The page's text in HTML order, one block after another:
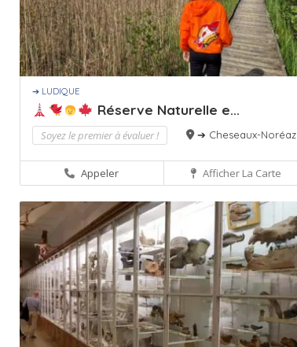
➔ LUDIQUE
Réserve Naturelle e...
Soyez le premier à évaluer ! ➔ Cheseaux-Noréaz
Appeler Afficher La Carte